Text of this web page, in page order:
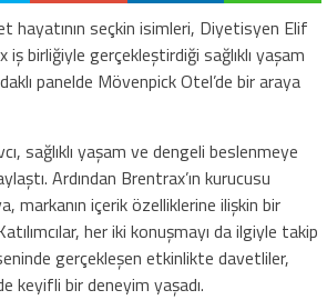
hayatının seçkin isimleri, Diyetisyen Elif
iş birliğiyle gerçekleştirdiği sağlıklı yaşam
panelde Mövenpick Otel’de bir araya
sağlıklı yaşam ve dengeli beslenmeye
Ardından Brentrax’ın kurucusu
markanın içerik özelliklerine ilişkin bir
her iki konuşmayı da ilgiyle takip
gerçekleşen etkinlikte davetliler,
keyifli bir deneyim yaşadı.